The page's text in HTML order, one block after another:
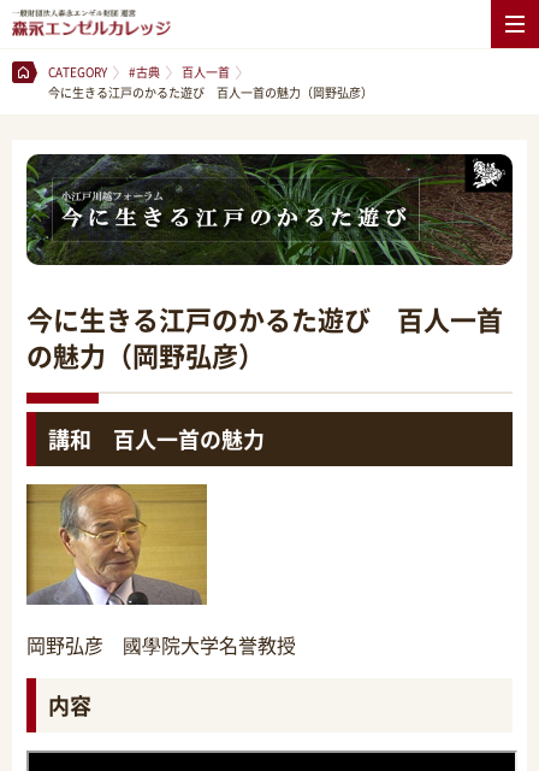
CATEGORY #古典
百人一首
今に生きる江戸のかるた遊び 百人一首の魅力（岡野弘彦）
今に生きる江戸のかるた遊び 百人一首
の魅力（岡野弘彦）
講和 百人一首の魅力
岡野弘彦 國學院大学名誉教授
内容